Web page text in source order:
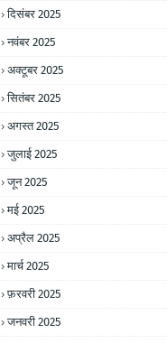
दिसंबर 2025
नवंबर 2025
अक्टूबर 2025
सितंबर 2025
अगस्त 2025
जुलाई 2025
जून 2025
मई 2025
अप्रैल 2025
मार्च 2025
फ़रवरी 2025
जनवरी 2025